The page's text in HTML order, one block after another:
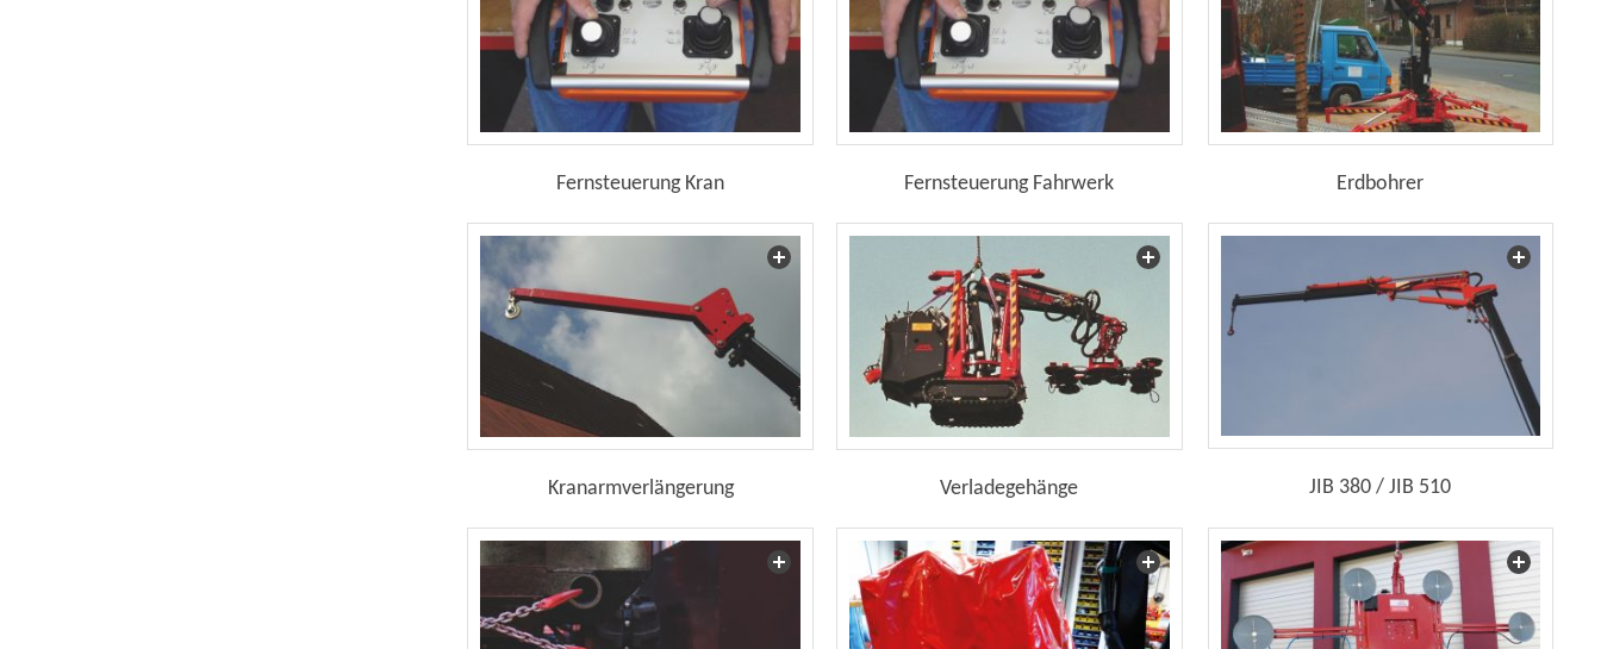
Fernsteuerung Kran Fernsteuerung Fahrwerk Erdbohrer
Kranarmverlängerung Verladegehänge JIB 380 / JIB 510